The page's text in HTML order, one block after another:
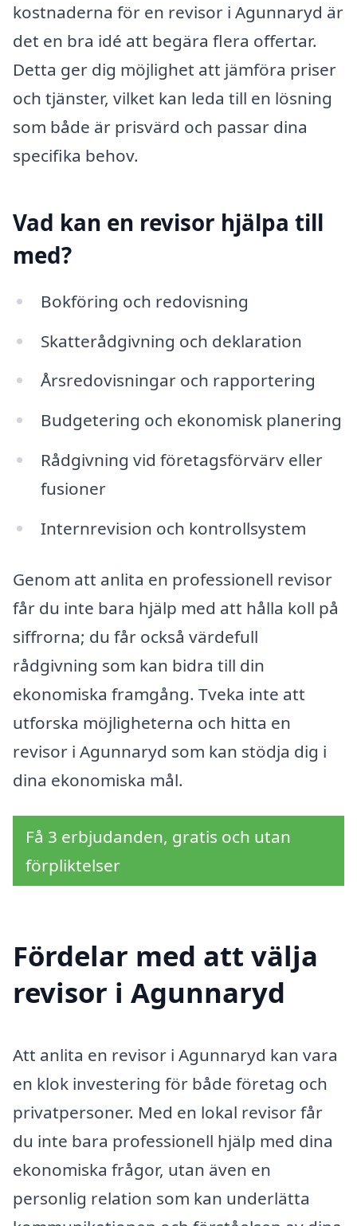
kostnaderna för en revisor i Agunnaryd är
det en bra idé att begära flera offertar.
Detta ger dig möjlighet att jämföra priser
och tjänster, vilket kan leda till en lösning
som både är prisvärd och passar dina
specifika behov.
Vad kan en revisor hjälpa till
med?
Bokföring och redovisning
Skatterådgivning och deklaration
Årsredovisningar och rapportering
Budgetering och ekonomisk planering
Rådgivning vid företagsförvärv eller
fusioner
Internrevision och kontrollsystem
Genom att anlita en professionell revisor
får du inte bara hjälp med att hålla koll på
siffrorna; du får också värdefull
rådgivning som kan bidra till din
ekonomiska framgång. Tveka inte att
utforska möjligheterna och hitta en
revisor i Agunnaryd som kan stödja dig i
dina ekonomiska mål.
Få 3 erbjudanden, gratis och utan
förpliktelser
Fördelar med att välja
revisor i Agunnaryd
Att anlita en revisor i Agunnaryd kan vara
en klok investering för både företag och
privatpersoner. Med en lokal revisor får
du inte bara professionell hjälp med dina
ekonomiska frågor, utan även en
personlig relation som kan underlätta